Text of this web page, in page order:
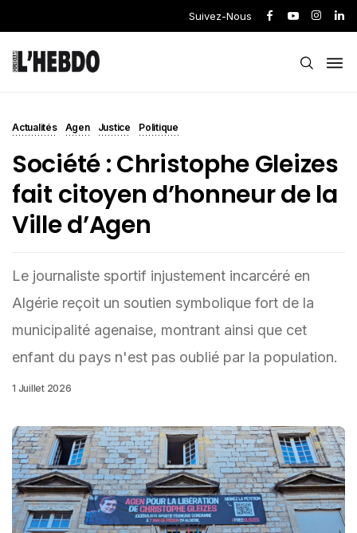
Suivez-Nous
Actualités Agen Justice Politique
Société : Christophe Gleizes
fait citoyen d’honneur de la
Ville d’Agen
Le journaliste sportif injustement incarcéré en
Algérie reçoit un soutien symbolique fort de la
municipalité agenaise, montrant ainsi que cet
enfant du pays n'est pas oublié par la population.
1 Juillet 2026